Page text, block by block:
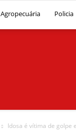
Agropecuária Policia
Idosa é vítima de golpe